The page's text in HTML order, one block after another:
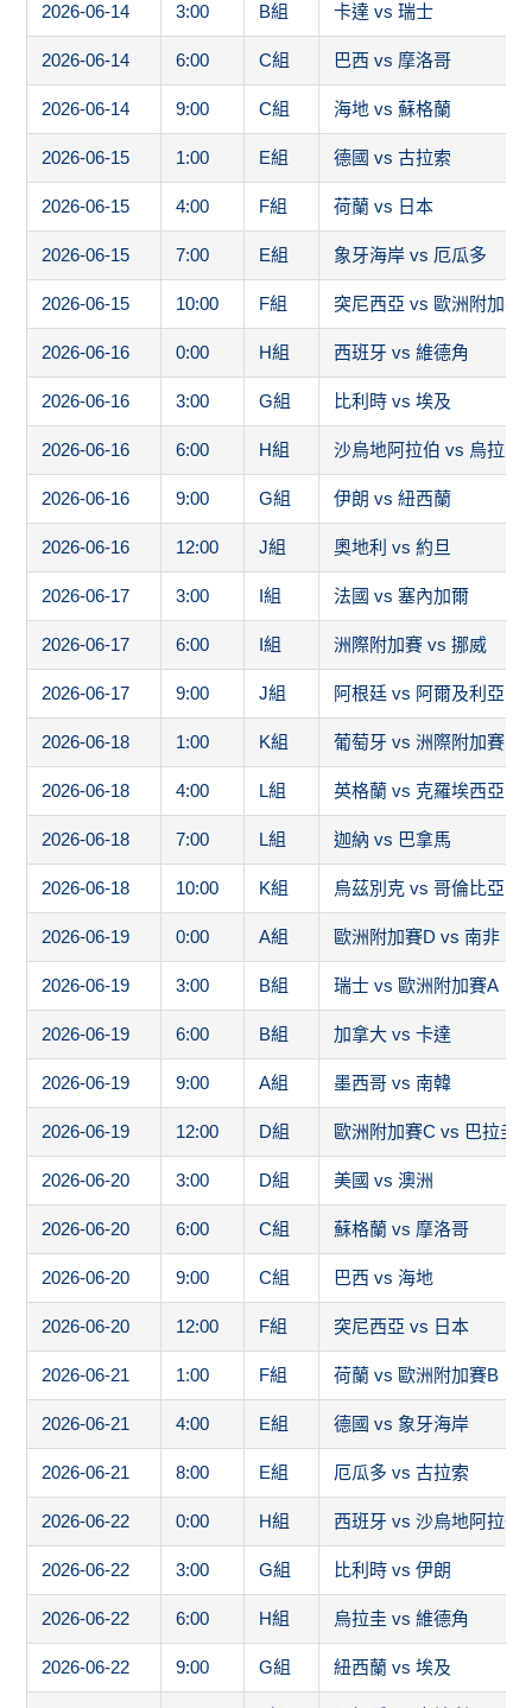
2026-06-14 3:00 B組 卡達 vs 瑞士
2026-06-14 6:00 C組 巴西 vs 摩洛哥
2026-06-14 9:00 C組 海地 vs 蘇格蘭
2026-06-15 1:00 E組 德國 vs 古拉索
2026-06-15 4:00 F組 荷蘭 vs 日本
2026-06-15 7:00 E組 象牙海岸 vs 厄瓜多
2026-06-15 10:00 F組 突尼西亞 vs 歐洲附加賽
2026-06-16 0:00 H組 西班牙 vs 維德角
2026-06-16 3:00 G組 比利時 vs 埃及
2026-06-16 6:00 H組 沙烏地阿拉伯 vs 烏拉圭
2026-06-16 9:00 G組 伊朗 vs 紐西蘭
2026-06-16 12:00 J組 奧地利 vs 約旦
2026-06-17 3:00 I組 法國 vs 塞內加爾
2026-06-17 6:00 I組 洲際附加賽 vs 挪威
2026-06-17 9:00 J組 阿根廷 vs 阿爾及利亞
2026-06-18 1:00 K組 葡萄牙 vs 洲際附加賽1
2026-06-18 4:00 L組 英格蘭 vs 克羅埃西亞
2026-06-18 7:00 L組 迦納 vs 巴拿馬
2026-06-18 10:00 K組 烏茲別克 vs 哥倫比亞
2026-06-19 0:00 A組 歐洲附加賽D vs 南非
2026-06-19 3:00 B組 瑞士 vs 歐洲附加賽A
2026-06-19 6:00 B組 加拿大 vs 卡達
2026-06-19 9:00 A組 墨西哥 vs 南韓
2026-06-19 12:00 D組 歐洲附加賽C vs 巴拉圭
2026-06-20 3:00 D組 美國 vs 澳洲
2026-06-20 6:00 C組 蘇格蘭 vs 摩洛哥
2026-06-20 9:00 C組 巴西 vs 海地
2026-06-20 12:00 F組 突尼西亞 vs 日本
2026-06-21 1:00 F組 荷蘭 vs 歐洲附加賽B
2026-06-21 4:00 E組 德國 vs 象牙海岸
2026-06-21 8:00 E組 厄瓜多 vs 古拉索
2026-06-22 0:00 H組 西班牙 vs 沙烏地阿拉伯
2026-06-22 3:00 G組 比利時 vs 伊朗
2026-06-22 6:00 H組 烏拉圭 vs 維德角
2026-06-22 9:00 G組 紐西蘭 vs 埃及